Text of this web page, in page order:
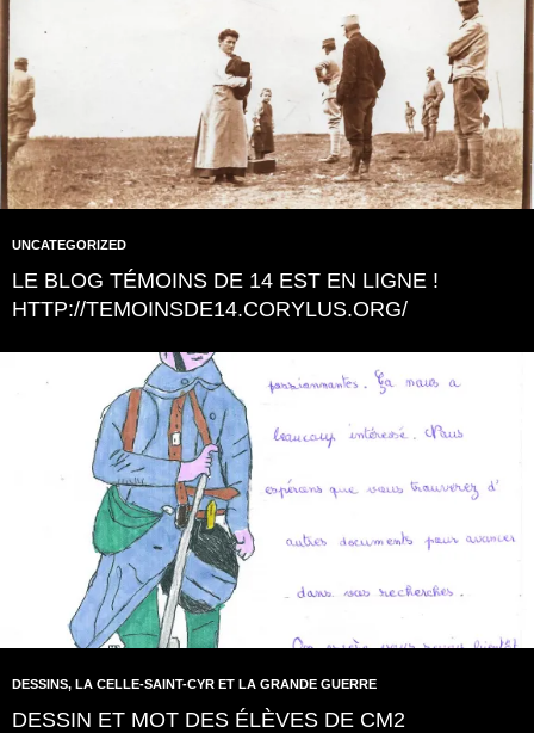
UNCATEGORIZED
LE BLOG TÉMOINS DE 14 EST EN LIGNE !
HTTP://TEMOINSDE14.CORYLUS.ORG/
DESSINS, LA CELLE-SAINT-CYR ET LA GRANDE GUERRE
DESSIN ET MOT DES ÉLÈVES DE CM2